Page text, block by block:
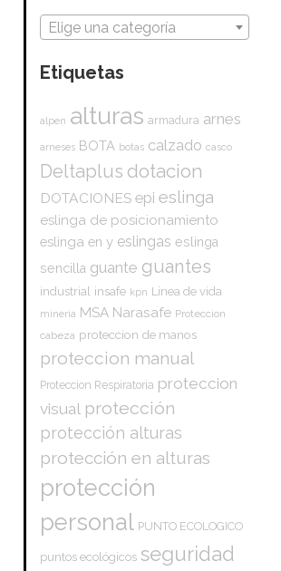
Elige una categoría
Etiquetas
alpen alturas armadura arnes
arneses BOTA botas calzado casco
Deltaplus dotacion
DOTACIONES epi eslinga
eslinga de posicionamiento
eslinga en y eslingas eslinga
sencilla guante guantes
industrial insafe kpn Linea de vida
mineria MSA Narasafe Proteccion
cabeza proteccion de manos
proteccion manual
Proteccion Respiratoria proteccion
visual protección
protección alturas
protección en alturas
protección
personal PUNTO ECOLOGICO
puntos ecológicos seguridad